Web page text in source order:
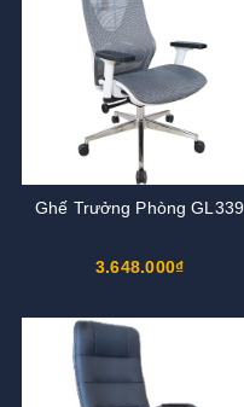
Ghế Trưởng Phòng GL339
3.648.000₫